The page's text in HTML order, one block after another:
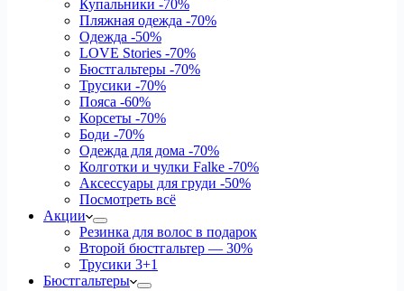
Купальники -70%
Пляжная одежда -70%
Одежда -50%
LOVE Stories -70%
Бюстгальтеры -70%
Трусики -70%
Пояса -60%
Корсеты -70%
Боди -70%
Одежда для дома -70%
Колготки и чулки Falke -70%
Аксессуары для груди -50%
Посмотреть всё
Акции
Резинка для волос в подарок
Второй бюстгальтер — 30%
Трусики 3+1
Бюстгальтеры